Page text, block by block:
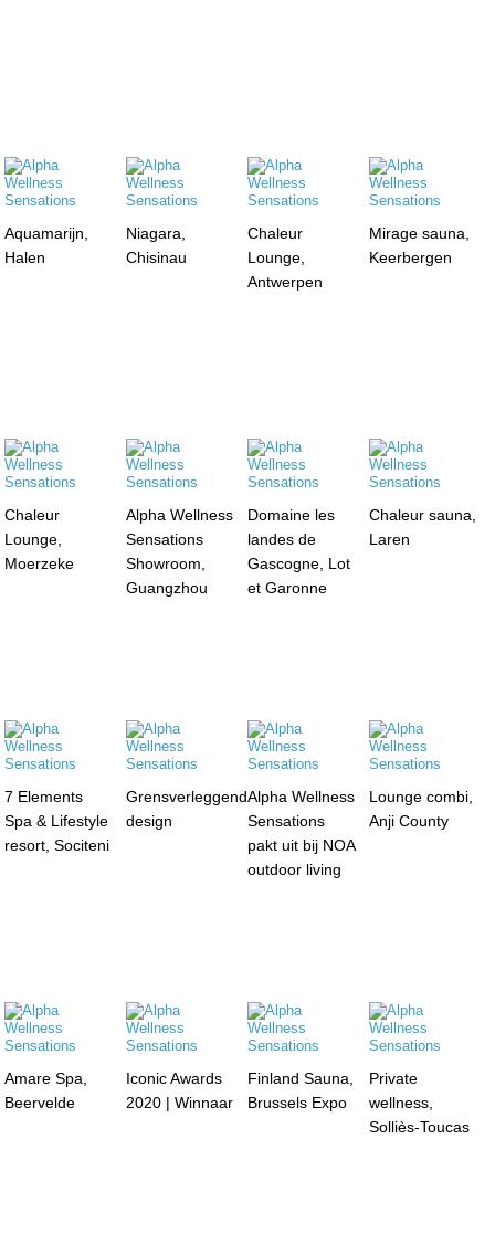
Aquamarijn,
Halen
Niagara,
Chisinau
Chaleur
Lounge,
Antwerpen
Mirage sauna,
Keerbergen
Chaleur
Lounge,
Moerzeke
Alpha Wellness
Sensations
Showroom,
Guangzhou
Domaine les
landes de
Gascogne, Lot
et Garonne
Chaleur sauna,
Laren
7 Elements
Spa & Lifestyle
resort, Sociteni
Grensverleggend
design
Alpha Wellness
Sensations
pakt uit bij NOA
outdoor living
Lounge combi,
Anji County
Amare Spa,
Beervelde
Iconic Awards
2020 | Winnaar
Finland Sauna,
Brussels Expo
Private
wellness,
Solliès-Toucas